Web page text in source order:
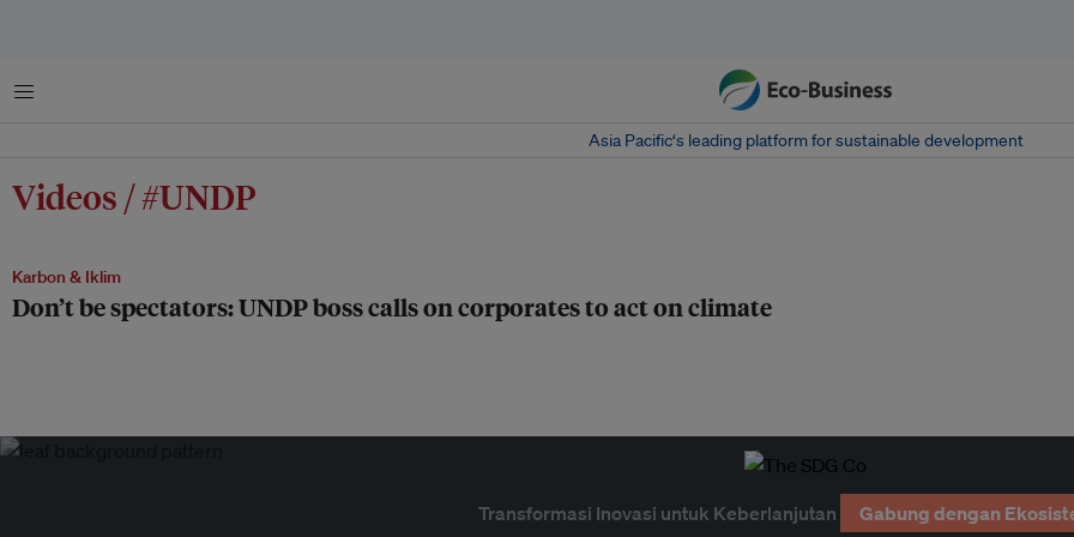
Menu
Asia Pacific‘s leading platform for sustainable development
Videos / #UNDP
Karbon & Iklim
Don’t be spectators: UNDP boss calls on corporates to act on climate
Transformasi Inovasi untuk Keberlanjutan Gabung dengan